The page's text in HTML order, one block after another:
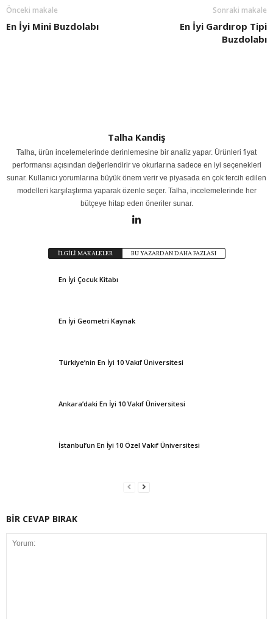
Önceki makale
En İyi Mini Buzdolabı
Sonraki makale
En İyi Gardırop Tipi
Buzdolabı
Talha Kandiş
Talha, ürün incelemelerinde derinlemesine bir analiz yapar. Ürünleri fiyat
performansı açısından değerlendirir ve okurlarına sadece en iyi seçenekleri
sunar. Kullanıcı yorumlarına büyük önem verir ve piyasada en çok tercih edilen
modelleri karşılaştırma yaparak özenle seçer. Talha, incelemelerinde her
bütçeye hitap eden öneriler sunar.
İLGİLİ MAKALELER BU YAZARDAN DAHA FAZLASI
En İyi Çocuk Kitabı
En İyi Geometri Kaynak
Türkiye’nin En İyi 10 Vakıf Üniversitesi
Ankara’daki En İyi 10 Vakıf Üniversitesi
İstanbul’un En İyi 10 Özel Vakıf Üniversitesi
BİR CEVAP BIRAK